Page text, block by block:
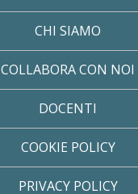
CHI SIAMO
COLLABORA CON NOI
DOCENTI
COOKIE POLICY
PRIVACY POLICY